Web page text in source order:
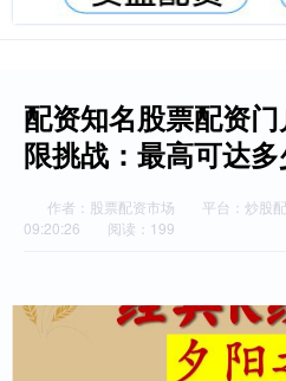
配资知名股票配资
限挑战：最高可达多
作者：股票配资市场 平台：炒股
09:20:26
阅读：199